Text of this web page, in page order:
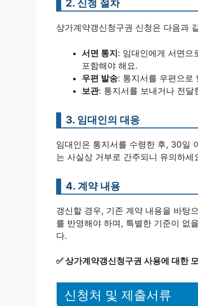
2. 신청 절차
상가계약갱신청구권 신청은 다음과
서면 통지: 임대인에게 서면으
포함해야 해요.
우편 발송: 통지서를 우편으로
보관: 통지서를 보내거나 전달
3. 임대인의 대응
임대인은 통지서를 수령한 후, 30일
는 사실상 거부로 간주되니 유의하세
4. 계약 내용
갱신할 경우, 기존 계약 내용을 바탕
를 반영해야 하며, 특별한 기준이 없
다.
✅상가계약갱신청구권 사용에 대한
신청처 및 제출서류